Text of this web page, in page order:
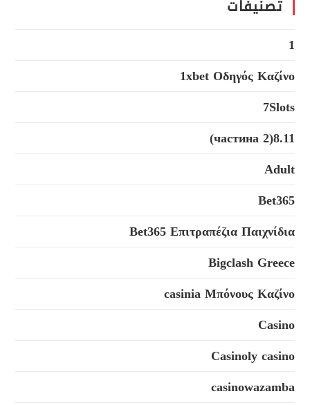
تصنيفات
1
1xbet Οδηγός Καζίνο
7Slots
8.11(2 частина)
Adult
Bet365
Bet365 Επιτραπέζια Παιχνίδια
Bigclash Greece
casinia Μπόνους Καζίνο
Casino
Casinoly casino
casinowazamba